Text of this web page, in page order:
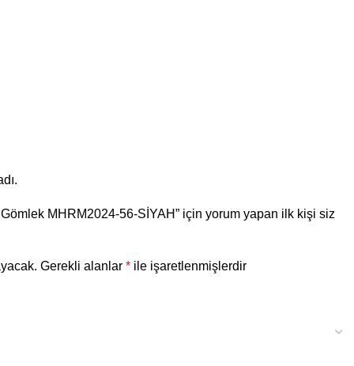
Gömlek MHRM2024-56-SİYAH” için yorum yapan ilk kişi siz
Gerekli alanlar * ile işaretlenmişlerdir